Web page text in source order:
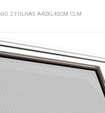
2 FOLHAS A40XL40CM CLM